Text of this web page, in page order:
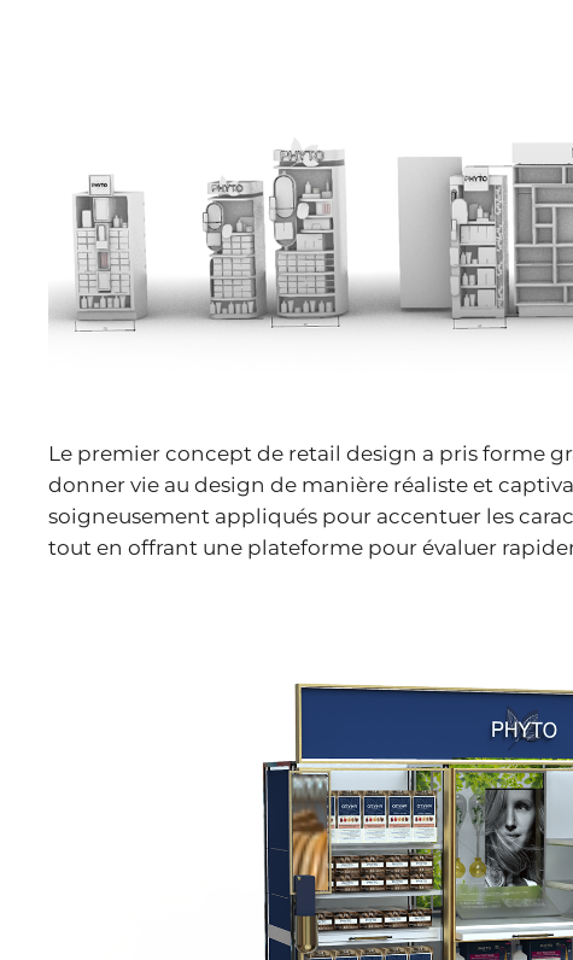
Le premier concept de retail design a pris forme
donner vie au design de manière réaliste et
soigneusement appliqués pour accentuer les
tout en offrant une plateforme pour évaluer